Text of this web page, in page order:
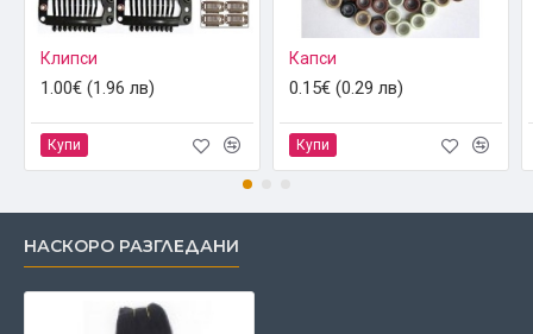
Клипси
1.00€ (1.96 лв)
Купи
Капси
0.15€ (0.29 лв)
Купи
НАСКОРО РАЗГЛЕДАНИ